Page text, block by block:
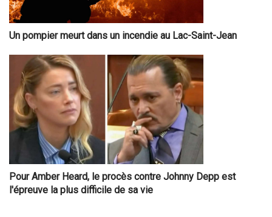
Un pompier meurt dans un incendie au Lac-Saint-Jean
Pour Amber Heard, le procès contre Johnny Depp est
l'épreuve la plus difficile de sa vie